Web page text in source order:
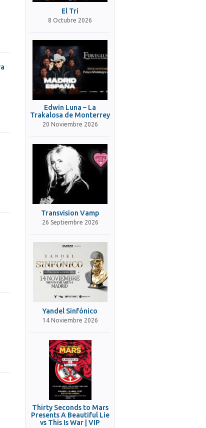
El Tri
8 Octubre 2026
Edwin Luna – La
Trakalosa de Monterrey
20 Noviembre 2026
Transvision Vamp
26 Septiembre 2026
Yandel Sinfónico
14 Noviembre 2026
Thirty Seconds to Mars
Presents A Beautiful Lie
vs This Is War | VIP